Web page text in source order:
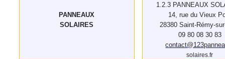
1.2.3 PANNEAUX
PANNEAUX
14, rue du Vieux
SOLAIRES
28380 Saint-Rémy-
09 80 08 30 83
solaires.fr